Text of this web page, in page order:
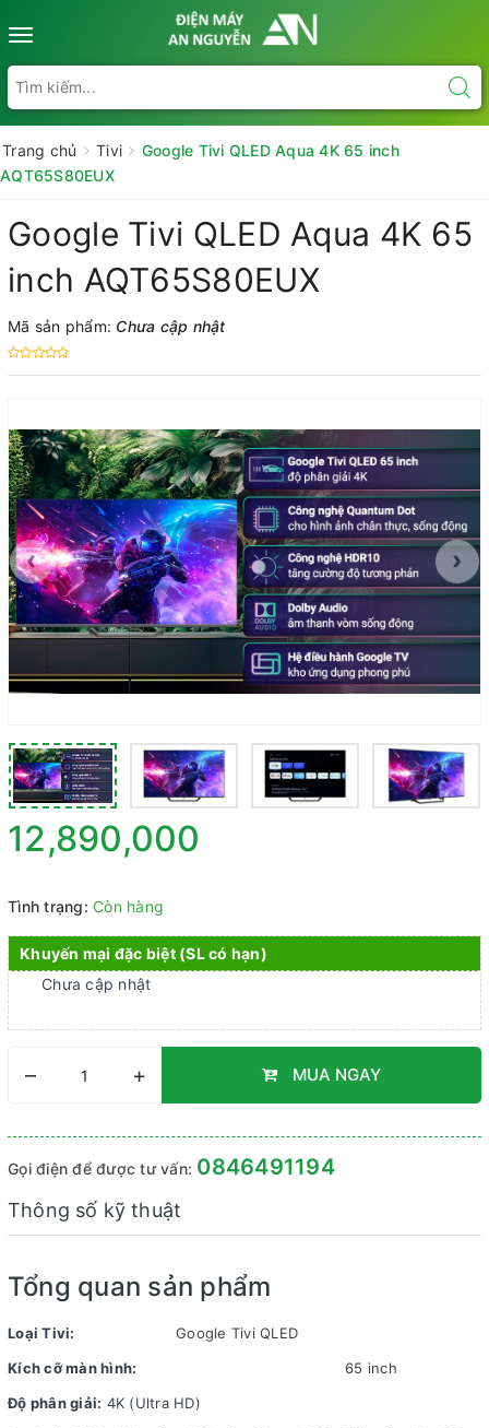
Toggle
Trang chủ Tivi
Google Tivi QLED Aqua 4K 65 inch
AQT65S80EUX
Google Tivi QLED Aqua 4K 65
inch AQT65S80EUX
Mã sản phẩm: Chưa cập nhật
‹ ›
12,890,000
Tình trạng: Còn hàng
Khuyến mại đặc biệt (SL có hạn)
Chưa cập nhật
– + MUA NGAY
Gọi điện để được tư vấn: 0846491194
Thông số kỹ thuật
Tổng quan sản phẩm
Loại Tivi:
Google Tivi QLED
Kích cỡ màn hình:
65 inch
Độ phân giải: 4K (Ultra HD)